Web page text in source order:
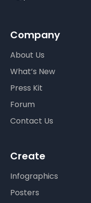
Company
About Us
What’s New
Press Kit
Forum
Contact Us
Create
Infographics
Posters